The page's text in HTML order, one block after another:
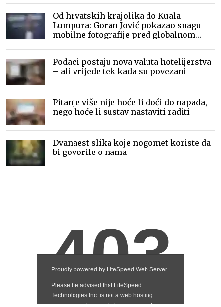
Od hrvatskih krajolika do Kuala
Lumpura: Goran Jović pokazao snagu
mobilne fotografije pred globalnom
Podaci postaju nova valuta hotelijerstva
– ali vrijede tek kada su povezani
Pitanje više nije hoće li doći do napada,
nego hoće li sustav nastaviti raditi
Dvanaest slika koje nogomet koriste da
bi govorile o nama